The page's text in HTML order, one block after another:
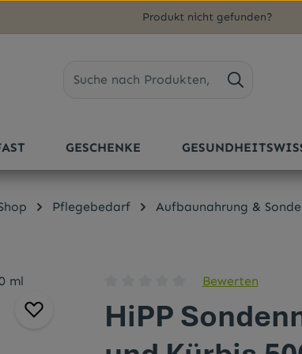
Produkt nicht gefunden?
GESCHENKE
Pflegebedarf Aufbaunahrung &
Bewerten
HiPP